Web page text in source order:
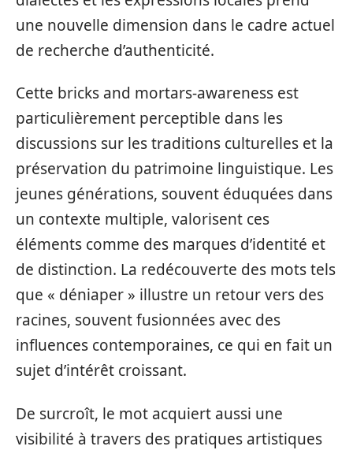
une nouvelle dimension dans le cadre actuel
de recherche d’authenticité.
Cette bricks and mortars-awareness est
particulièrement perceptible dans les
discussions sur les traditions culturelles et la
préservation du patrimoine linguistique. Les
jeunes générations, souvent éduquées dans
un contexte multiple, valorisent ces
éléments comme des marques d’identité et
de distinction. La redécouverte des mots tels
que « déniaper » illustre un retour vers des
racines, souvent fusionnées avec des
influences contemporaines, ce qui en fait un
sujet d’intérêt croissant.
De surcroît, le mot acquiert aussi une
visibilité à travers des pratiques artistiques